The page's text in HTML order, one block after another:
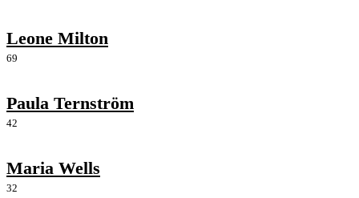
Leone Milton
69
Paula Ternström
42
Maria Wells
32